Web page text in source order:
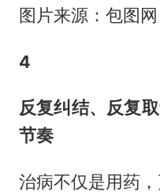
图片来源：包图网
4
反复纠结、反复
节奏
治病不仅是用药，